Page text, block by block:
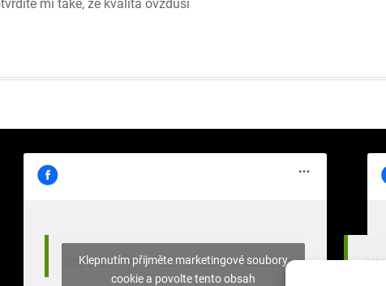
mi také, že kvalita ovzduší
https://www.facebook.com/nasekrajina
Klepnutím přijměte marketingové soubory
cookie a povolte tento obsah